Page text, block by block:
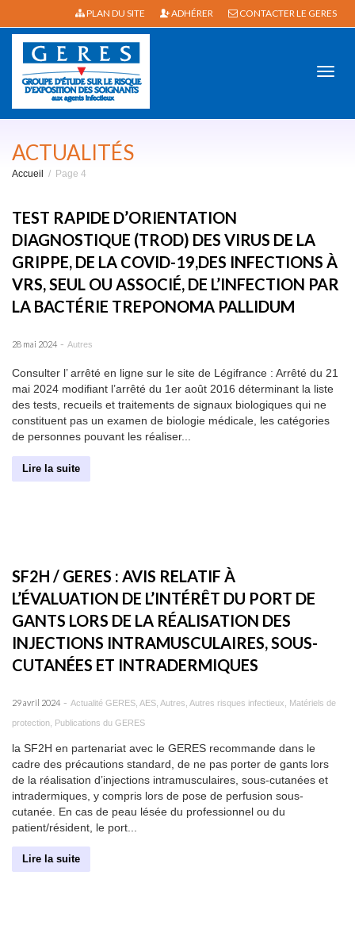
PLAN DU SITE ADHÉRER CONTACTER LE GERES
ACTUALITÉS
Accueil Page 4
TEST RAPIDE D’ORIENTATION
DIAGNOSTIQUE (TROD) DES VIRUS DE LA
GRIPPE, DE LA COVID-19,DES INFECTIONS À
VRS, SEUL OU ASSOCIÉ, DE L’INFECTION PAR
LA BACTÉRIE TREPONOMA PALLIDUM
28 mai 2024 - Autres
Consulter l’ arrêté en ligne sur le site de Légifrance : Arrêté du 21
mai 2024 modifiant l’arrêté du 1er août 2016 déterminant la liste
des tests, recueils et traitements de signaux biologiques qui ne
constituent pas un examen de biologie médicale, les catégories
de personnes pouvant les réaliser...
Lire la suite
SF2H / GERES : AVIS RELATIF À
L’ÉVALUATION DE L’INTÉRÊT DU PORT DE
GANTS LORS DE LA RÉALISATION DES
INJECTIONS INTRAMUSCULAIRES, SOUS-
CUTANÉES ET INTRADERMIQUES
29 avril 2024 - Actualité GERES AES Autres Autres risques infectieux Matériels de
protection Publications du GERES
la SF2H en partenariat avec le GERES recommande dans le
cadre des précautions standard, de ne pas porter de gants lors
de la réalisation d’injections intramusculaires, sous-cutanées et
intradermiques, y compris lors de pose de perfusion sous-
cutanée. En cas de peau lésée du professionnel ou du
patient/résident, le port...
Lire la suite